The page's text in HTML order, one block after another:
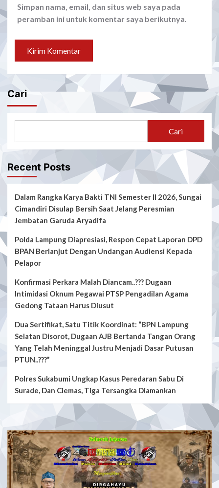
Simpan nama, email, dan situs web saya pada
peramban ini untuk komentar saya berikutnya.
Cari
Cari
Recent Posts
Dalam Rangka Karya Bakti TNI Semester II 2026, Sungai
Cimandiri Disulap Bersih Saat Jelang Peresmian
Jembatan Garuda Aryadifa
Polda Lampung Diapresiasi, Respon Cepat Laporan DPD
BPAN Berlanjut Dengan Undangan Audiensi Kepada
Pelapor
Konfirmasi Perkara Malah Diancam..??? Dugaan
Intimidasi Oknum Pegawai PTSP Pengadilan Agama
Gedong Tataan Harus Diusut
Dua Sertifikat, Satu Titik Koordinat: “BPN Lampung
Selatan Disorot, Dugaan AJB Bertanda Tangan Orang
Yang Telah Meninggal Justru Menjadi Dasar Putusan
PTUN..???”
Polres Sukabumi Ungkap Kasus Peredaran Sabu Di
Surade, Dan Ciemas, Tiga Tersangka Diamankan